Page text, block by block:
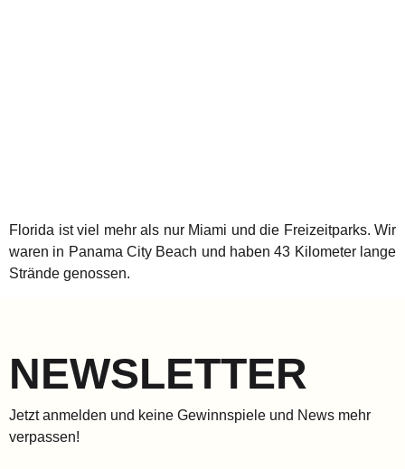
Florida ist viel mehr als nur Miami und die Freizeitparks. Wir
waren in Panama City Beach und haben 43 Kilometer lange
Strände genossen.
NEWSLETTER
Jetzt anmelden und keine Gewinnspiele und News mehr
verpassen!